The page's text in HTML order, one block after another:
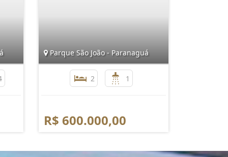
Parque São João - Paranaguá
2 1
R$ 600.000,00